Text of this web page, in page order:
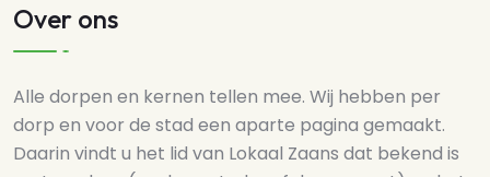
Over ons
Alle dorpen en kernen tellen mee. Wij hebben per
dorp en voor de stad een aparte pagina gemaakt.
Daarin vindt u het lid van Lokaal Zaans dat bekend is